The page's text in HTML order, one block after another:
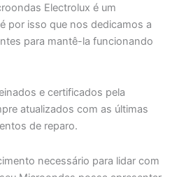
Electrolux é um
por isso que nos dedicamos a
para mantê-la funcionando
e certificados pela
atualizados com as últimas
de reparo.
necessário para lidar com